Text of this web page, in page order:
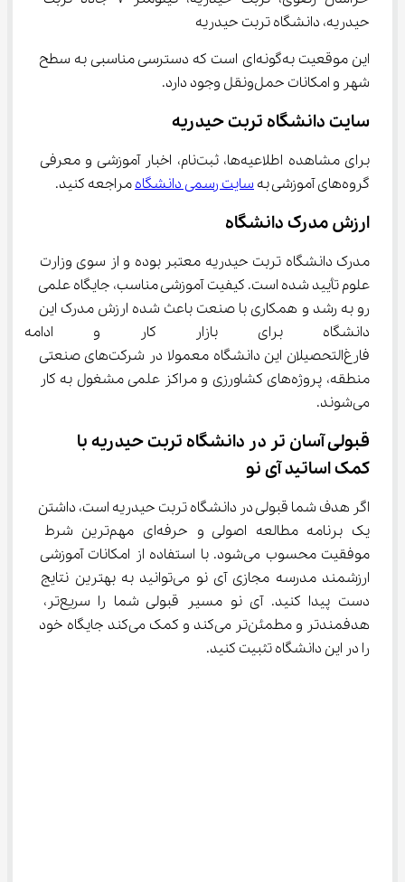
حیدریه، دانشگاه تربت حیدریه
این موقعیت به‌گونه‌ای است که دسترسی مناسبی به سطح
شهر و امکانات حمل‌ونقل وجود دارد.
سایت دانشگاه تربت حیدریه
برای مشاهده اطلاعیه‌ها، ثبت‌نام، اخبار آموزشی و معرفی
گروه‌های آموزشی به
سایت رسمی دانشگاه مراجعه کنید.
ارزش مدرک دانشگاه
مدرک دانشگاه تربت حیدریه معتبر بوده و از سوی وزارت
علوم تأیید شده است. کیفیت آموزشی مناسب، جایگاه علمی
رو به رشد و همکاری با صنعت باعث شده ارزش مدرک این
دانشگاه برای بازار کار و
فارغ‌التحصیلان این دانشگاه معمولا در شرکت‌های صنعتی
منطقه، پروژه‌های کشاورزی و مراکز علمی مشغول به کار
می‌شوند.
قبولی آسان‌ تر در دانشگاه تربت حیدریه با
کمک اساتید آی نو
اگر هدف شما قبولی در دانشگاه تربت حیدریه است، داشتن
یک برنامه مطالعه اصولی و حرفه‌ای مهم‌ترین شرط
موفقیت محسوب می‌شود. با استفاده از امکانات آموزشی
ارزشمند مدرسه مجازی آی نو می‌توانید به بهترین نتایج
دست پیدا کنید. آی نو مسیر قبولی شما را سریع‌تر،
هدفمندتر و مطمئن‌تر می‌کند و کمک می‌کند جایگاه خود
را در این دانشگاه تثبیت کنید.